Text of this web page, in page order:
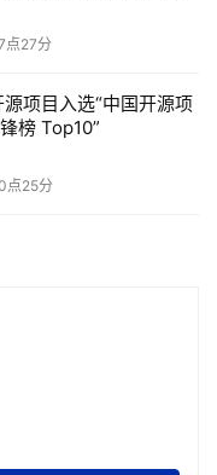
点27分
项目入选“中国开源项
榜 Top10”
点25分